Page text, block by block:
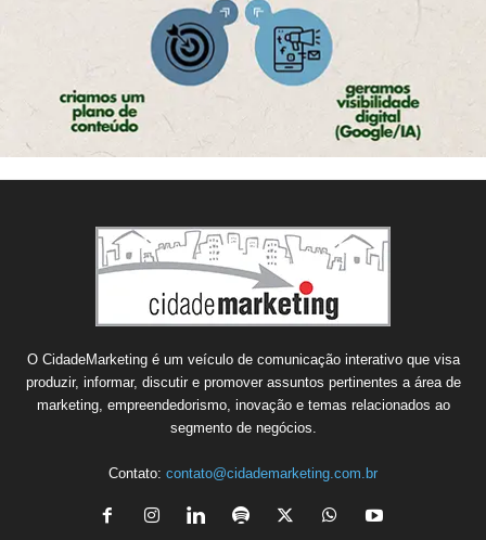
O CidadeMarketing é um veículo de comunicação interativo que visa
produzir, informar, discutir e promover assuntos pertinentes a área de
marketing, empreendedorismo, inovação e temas relacionados ao
segmento de negócios.
Contato: contato@cidademarketing.com.br